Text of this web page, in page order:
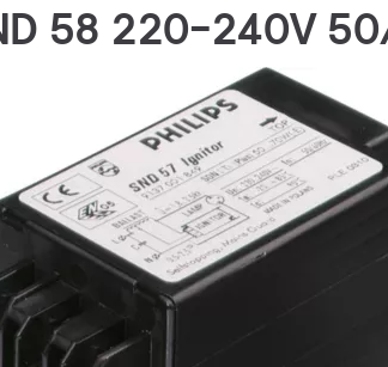
58 220-240V